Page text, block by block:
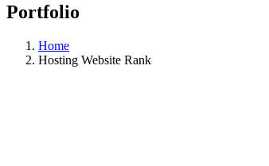
Portfolio
Home
Hosting Website Rank